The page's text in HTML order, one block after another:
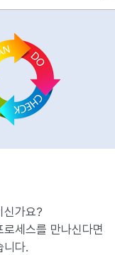
신가요?
세스를 만나신다면
니다.